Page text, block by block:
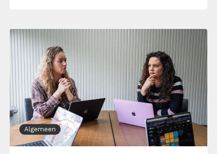
Algemeen